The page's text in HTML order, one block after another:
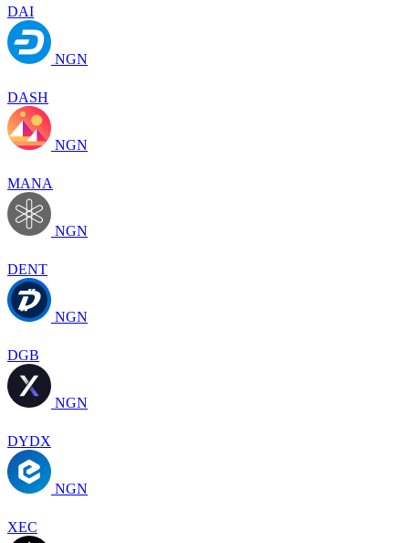
DAI
NGN
DASH
NGN
MANA
NGN
DENT
NGN
DGB
NGN
DYDX
NGN
XEC